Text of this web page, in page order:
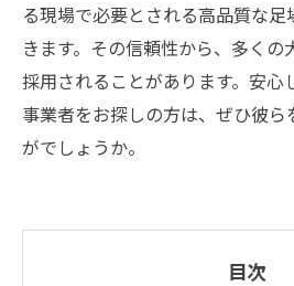
る現場で必要とされる高品質な
きます。その信頼性から、多くの
採用されることがあります。安心
事業者をお探しの方は、ぜひ彼
がでしょうか。
目次